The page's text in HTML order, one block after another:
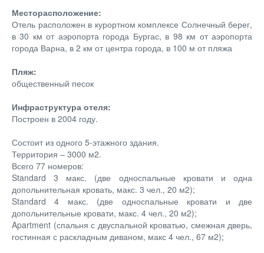
Месторасположение:
Отель расположен в курортном комплексе Солнечный берег,
в 30 км от аэропорта города Бургас, в 98 км от аэропорта
города Варна, в 2 км от центра города, в 100 м от пляжа
Пляж:
общественный песок
Инфраструктура отеля:
Построен в 2004 году.
Состоит из одного 5-этажного здания.
Территория – 3000 м2.
Всего 77 номеров:
Standard 3 макс. (две односпальные кровати и одна
допольнительная кровать, макс. 3 чел., 20 м2);
Standard 4 макс. (две односпальные кровати и две
допольнительные кровати, макс. 4 чел., 20 м2);
Apartment (спальня с двуспальной кроватью, смежная дверь,
гостинная с раскладным диваном, макс 4 чел., 67 м2);